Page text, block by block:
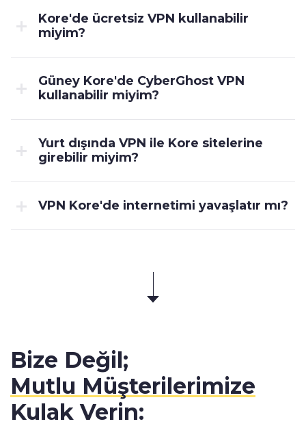
Kore'de ücretsiz VPN kullanabilir
miyim?
Güney Kore'de CyberGhost VPN
kullanabilir miyim?
Yurt dışında VPN ile Kore sitelerine
girebilir miyim?
VPN Kore'de internetimi yavaşlatır mı?
Bize Değil;
Mutlu Müşterilerimize
Kulak Verin: